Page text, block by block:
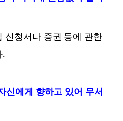
신청서나 증권 등에 관한
.
신에게 향하고 있어 무서